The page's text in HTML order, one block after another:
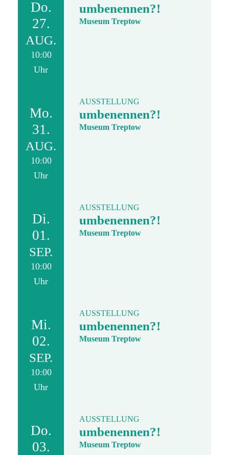
Do.
27.
AUG.
10:00
Uhr
umbenennen?!
Museum Treptow
Mo.
31.
AUG.
10:00
Uhr
AUSSTELLUNG
umbenennen?!
Museum Treptow
Di.
01.
SEP.
10:00
Uhr
AUSSTELLUNG
umbenennen?!
Museum Treptow
Mi.
02.
SEP.
10:00
Uhr
AUSSTELLUNG
umbenennen?!
Museum Treptow
Do.
03.
AUSSTELLUNG
umbenennen?!
Museum Treptow